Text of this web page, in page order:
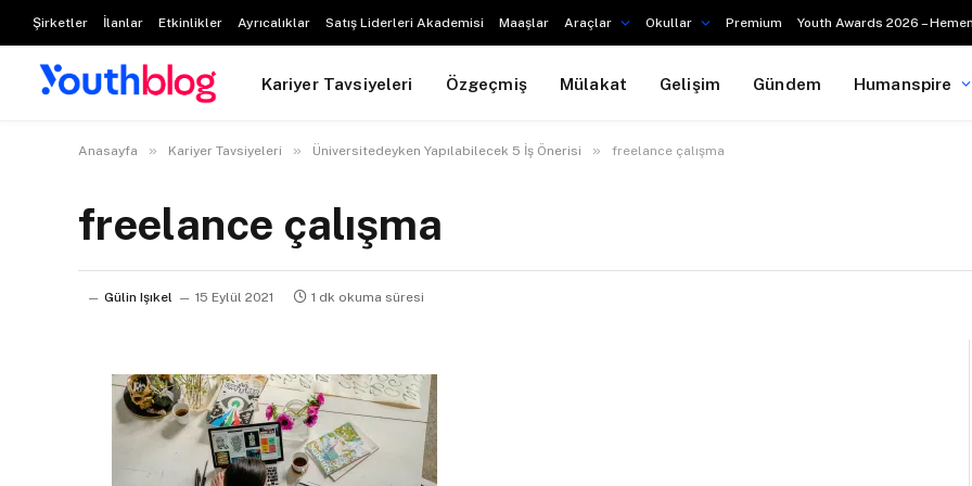
Şirketler İlanlar Etkinlikler Ayrıcalıklar Satış Liderleri Akademisi Maaşlar Araçlar Okullar Premium Youth Awards 2026 –
Kariyer Tavsiyeleri Özgeçmiş Mülakat Gelişim Gündem Humanspire
Anasayfa » Kariyer Tavsiyeleri » Üniversitedeyken Yapılabilecek 5 İş Önerisi » freelance çalışma
freelance çalışma
Gülin Işıkel 15 Eylül 2021 1 dk okuma süresi